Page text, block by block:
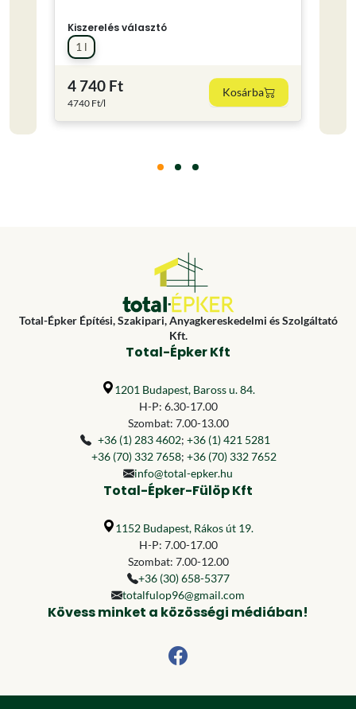
Kiszerelés választó
1 l
4 740 Ft
4740 Ft/l
Kosárba
Total-Épker Építési, Szakipari, Anyagkereskedelmi és Szolgáltató
Kft.
Total-Épker Kft
1201 Budapest, Baross u. 84.
H-P: 6.30-17.00
Szombat: 7.00-13.00
+36 (1) 283 4602; +36 (1) 421 5281
+36 (70) 332 7658; +36 (70) 332 7652
info@total-epker.hu
Total-Épker-Fülöp Kft
1152 Budapest, Rákos út 19.
H-P: 7.00-17.00
Szombat: 7.00-12.00
+36 (30) 658-5377
totalfulop96@gmail.com
Kövess minket a közösségi médiában!